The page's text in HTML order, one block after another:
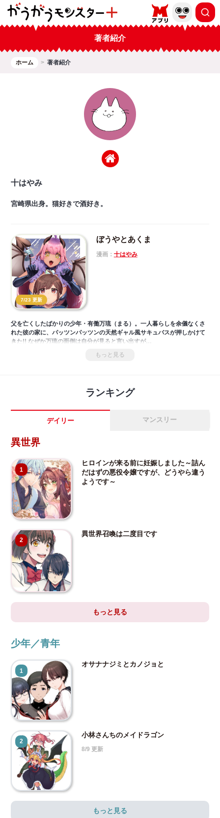
著者紹介
ホーム 著者紹介
十はやみ
宮崎県出身。猫好きで酒好き。
7/23 更新
ぼうやとあくま
漫画： 十はやみ
父を亡くしたばかりの少年・有働万琉（まる）。一人暮らしを余儀なくさ
れた彼の家に、パッツンパッツンの天然ギャル風サキュバスが押しかけて
きた!! なぜか万琉の面倒は自分が見ると言い出すが…
もっと見る
ランキング
デイリー マンスリー
異世界
1
ヒロインが来る前に妊娠しました～詰ん
だはずの悪役令嬢ですが、どうやら違う
ようです～
2
異世界召喚は二度目です
もっと見る
少年／青年
1
オサナナジミとカノジョと
2
小林さんちのメイドラゴン
8/9 更新
もっと見る